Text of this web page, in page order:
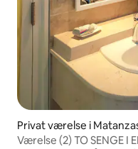
Privat værelse i
Værelse (2) TO SENGE I